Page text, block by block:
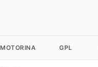
MOTORINA GPL